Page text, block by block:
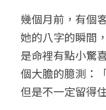
臉書生活
好書推廌
線上直播
自我挑戰
八字中階班
八字高階班
五人實戰班
五行計算初階
科學八字推理
八字批命
小兒命名
科學八字推理
科學八字推理3
科學八字輕鬆
輕鬆學會科學
批命預約
上課預約
常見問題
登錄 / 註冊
搜索
繁體中文
幾個月前，有個
她的八字的瞬間
是命裡有點小驚
個大膽的臆測：
但是不一定留得住